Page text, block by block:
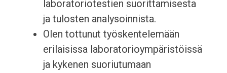
laboratoriotestien suorittamisesta
ja tulosten analysoinnista.
Olen tottunut työskentelemään
erilaisissa laboratorioympäristöissä
ja kykenen suoriutumaan